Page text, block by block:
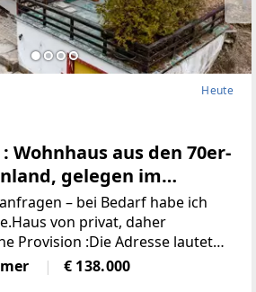
Heute
Wohnhaus aus den 70er-
gelegen im
– bei Bedarf habe ich
von privat, daher
Provision :Die Adresse lautet
43“. Achtung : in
€ 138.000